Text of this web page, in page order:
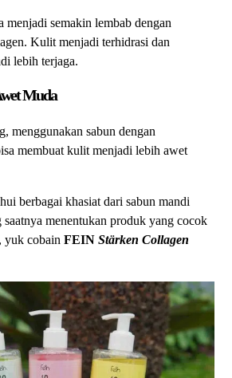
semakin lembab dengan
Kulit menjadi terhidrasi dan
lebih terjaga.
Muda
menggunakan sabun dengan
membuat kulit menjadi lebih awet
berbagai khasiat dari sabun mandi
saatnya menentukan produk yang cocok
yuk cobainFEINStärken Collagen